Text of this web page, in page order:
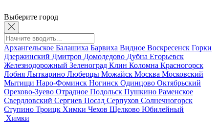
Выберите город
Архангельское Балашиха Барвиха Видное Воскресенск Горки
Дзержинский Дмитров Домодедово Дубна Егорьевск
Железнодорожный Зеленоград Клин Коломна Красногорск
Лобня Лыткарино Люберцы Можайск Москва Московский
Мытищи Наро-Фоминск Ногинск Одинцово Октябрьский
Орехово-Зуево Отрадное Подольск Пушкино Раменское
Свердловский Сергиев Посад Серпухов Солнечногорск
Ступино Троицк Химки Чехов Щелково Юбилейный
Химки